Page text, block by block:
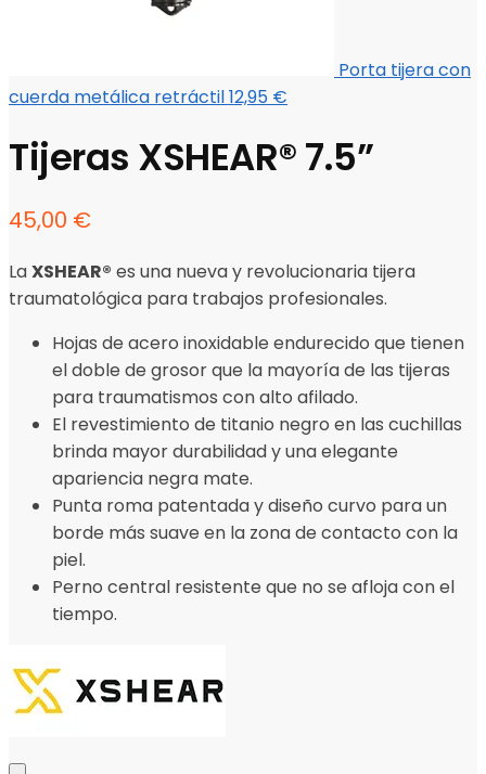
Porta tijera con
cuerda metálica retráctil12,95 €
Tijeras XSHEAR® 7.5”
45,00 €
LaXSHEAR® es una nueva y revolucionaria tijera
traumatológica para trabajos profesionales.
Hojas de acero inoxidable endurecido que tienen
el doble de grosor que la mayoría de las tijeras
para traumatismos con alto afilado.
El revestimiento de titanio negro en las cuchillas
brinda mayor durabilidad y una elegante
apariencia negra mate.
Punta roma patentada y diseño curvo para un
borde más suave en la zona de contacto con la
piel.
Perno central resistente que no se afloja con el
tiempo.